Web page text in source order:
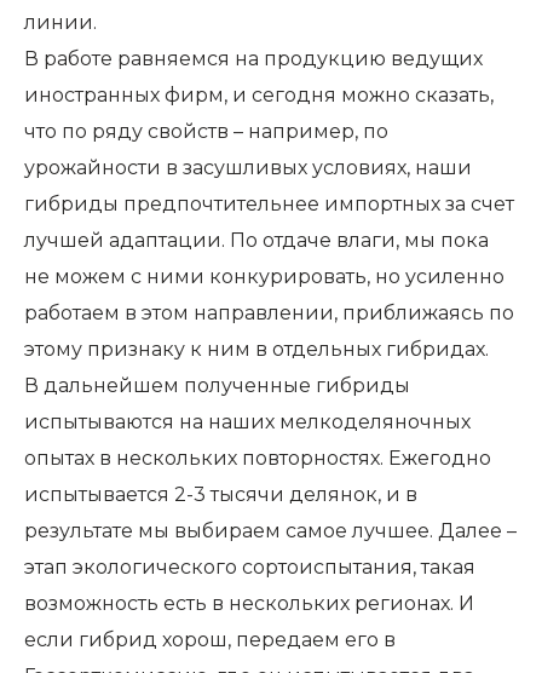
линии.
В работе равняемся на продукцию ведущих
иностранных фирм, и сегодня можно сказать,
что по ряду свойств – например, по
урожайности в засушливых условиях, наши
гибриды предпочтительнее импортных за счет
лучшей адаптации. По отдаче влаги, мы пока
не можем с ними конкурировать, но усиленно
работаем в этом направлении, приближаясь по
этому признаку к ним в отдельных гибридах.
В дальнейшем полученные гибриды
испытываются на наших мелкоделяночных
опытах в нескольких повторностях. Ежегодно
испытывается 2-3 тысячи делянок, и в
результате мы выбираем самое лучшее. Далее –
этап экологического сортоиспытания, такая
возможность есть в нескольких регионах. И
если гибрид хорош, передаем его в